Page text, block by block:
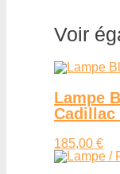
Voir
Lampe
Cadillac
185,00 €